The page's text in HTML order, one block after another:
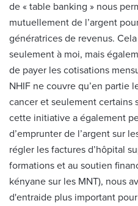
de « table banking » nous
mutuellement de l’argent
génératrices de revenus.
seulement à moi, mais
de payer les cotisations
NHIF ne couvre qu’en partie
cancer et seulement certains
cette initiative a également
d’emprunter de l’argent sur
régler les factures d’hôpital
formations et au soutien
kényane sur les MNT), nous
d'entraide plus important